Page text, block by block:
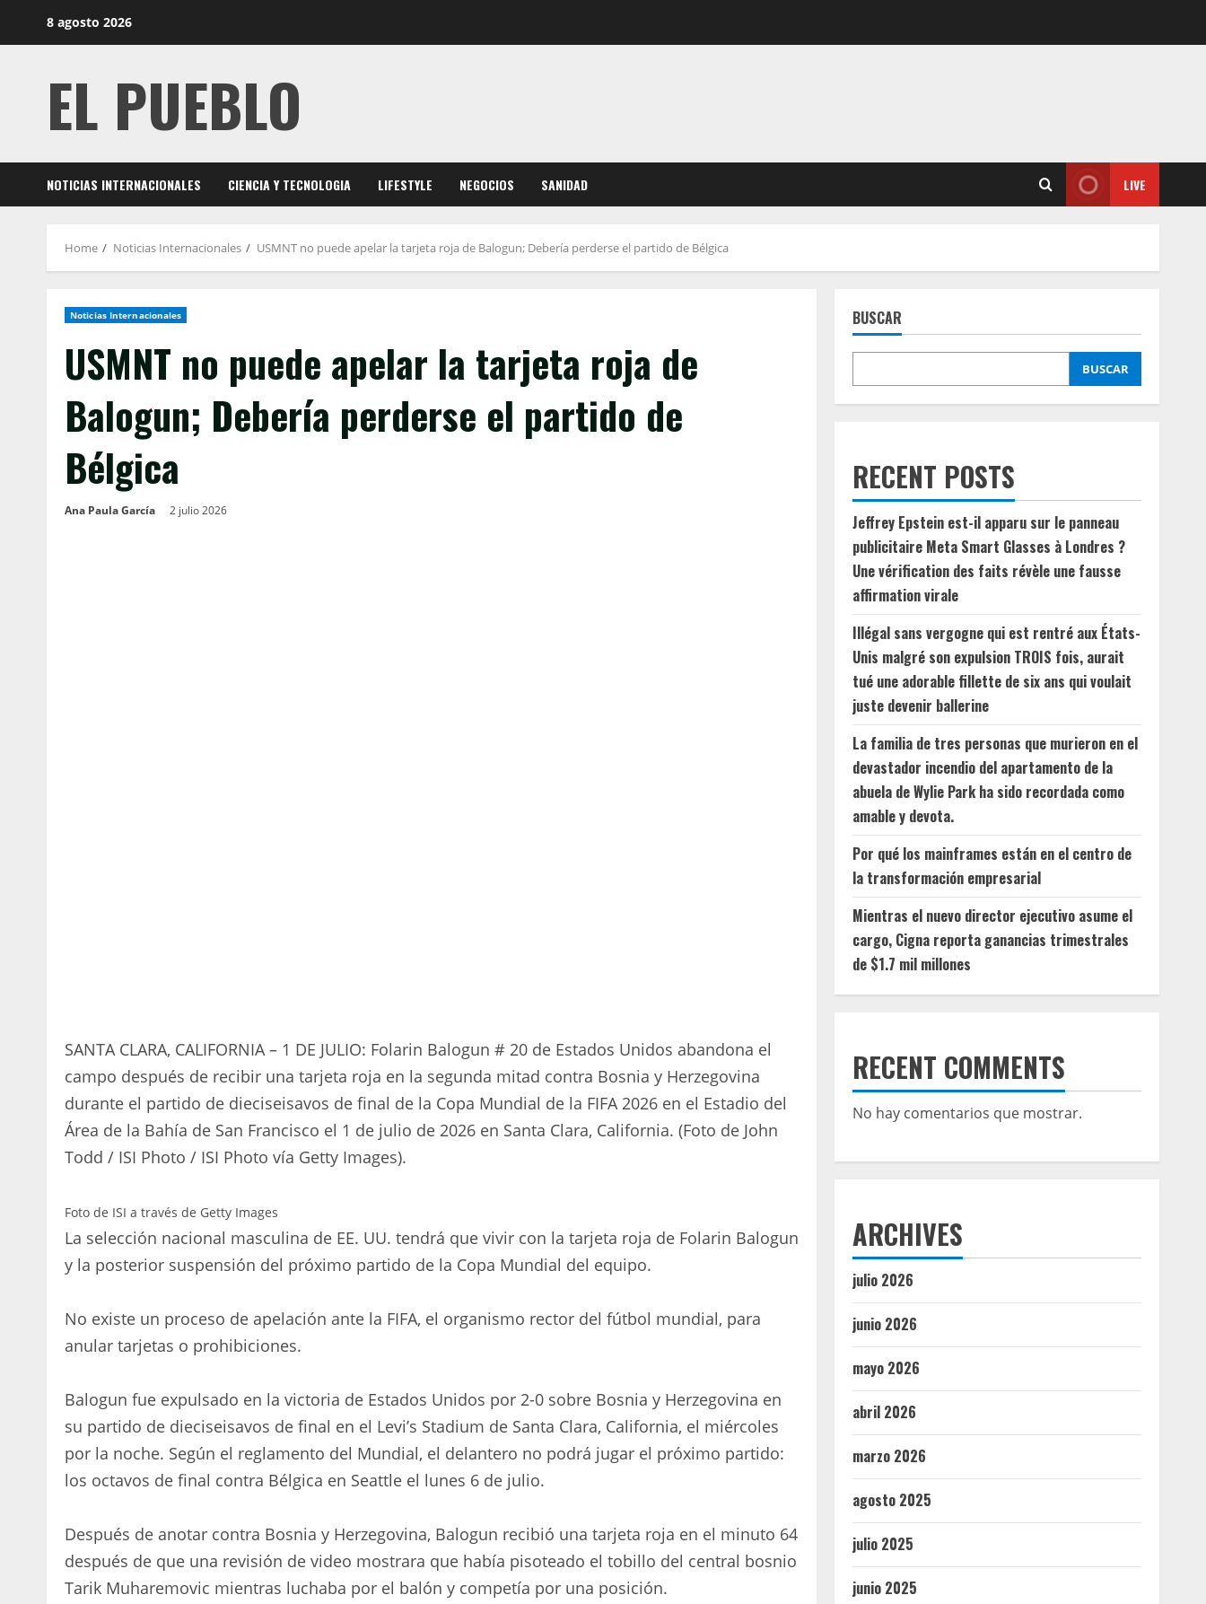
8 agosto 2026
EL PUEBLO
NOTICIAS INTERNACIONALES CIENCIA Y TECNOLOGIA LIFESTYLE NEGOCIOS SANIDAD LIVE
Home Noticias Internacionales USMNT no puede apelar la tarjeta roja de Balogun; Debería perderse el partido de Bélgica
Noticias Internacionales
USMNT no puede apelar la tarjeta roja de
Balogun; Debería perderse el partido de
Bélgica
Ana Paula García 2 julio 2026
SANTA CLARA, CALIFORNIA – 1 DE JULIO: Folarin Balogun # 20 de Estados Unidos abandona el
campo después de recibir una tarjeta roja en la segunda mitad contra Bosnia y Herzegovina
durante el partido de dieciseisavos de final de la Copa Mundial de la FIFA 2026 en el Estadio del
Área de la Bahía de San Francisco el 1 de julio de 2026 en Santa Clara, California. (Foto de John
Todd / ISI Photo / ISI Photo vía Getty Images).
Foto de ISI a través de Getty Images
La selección nacional masculina de EE. UU. tendrá que vivir con la tarjeta roja de Folarin Balogun
y la posterior suspensión del próximo partido de la Copa Mundial del equipo.
No existe un proceso de apelación ante la FIFA, el organismo rector del fútbol mundial, para
anular tarjetas o prohibiciones.
Balogun fue expulsado en la victoria de Estados Unidos por 2-0 sobre Bosnia y Herzegovina en
su partido de dieciseisavos de final en el Levi’s Stadium de Santa Clara, California, el miércoles
por la noche. Según el reglamento del Mundial, el delantero no podrá jugar el próximo partido:
los octavos de final contra Bélgica en Seattle el lunes 6 de julio.
Después de anotar contra Bosnia y Herzegovina, Balogun recibió una tarjeta roja en el minuto 64
después de que una revisión de video mostrara que había pisoteado el tobillo del central bosnio
Tarik Muharemovic mientras luchaba por el balón y competía por una posición.
BUSCAR
BUSCAR
RECENT POSTS
Jeffrey Epstein est-il apparu sur le panneau
publicitaire Meta Smart Glasses à Londres ?
Une vérification des faits révèle une fausse
affirmation virale
Illégal sans vergogne qui est rentré aux États-
Unis malgré son expulsion TROIS fois, aurait
tué une adorable fillette de six ans qui voulait
juste devenir ballerine
La familia de tres personas que murieron en el
devastador incendio del apartamento de la
abuela de Wylie Park ha sido recordada como
amable y devota.
Por qué los mainframes están en el centro de
la transformación empresarial
Mientras el nuevo director ejecutivo asume el
cargo, Cigna reporta ganancias trimestrales
de $1.7 mil millones
RECENT COMMENTS
No hay comentarios que mostrar.
ARCHIVES
julio 2026
junio 2026
mayo 2026
abril 2026
marzo 2026
agosto 2025
julio 2025
junio 2025